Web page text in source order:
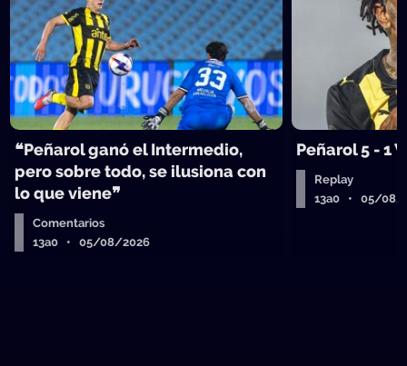
❝Peñarol ganó el Intermedio,
pero sobre todo, se ilusiona con
lo que viene❞
Comentarios
13a0 • 05/08/2026
Peñarol 5 - 1
Replay
13a0 • 05/08/